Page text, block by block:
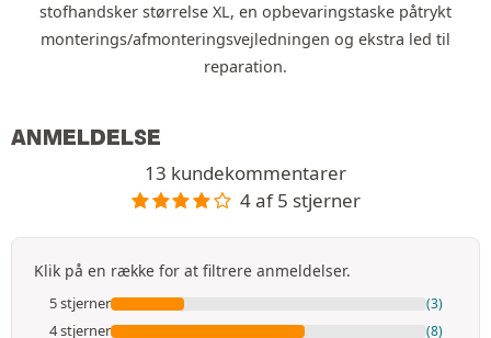
stofhandsker størrelse XL, en opbevaringstaske påtrykt
monterings/afmonteringsvejledningen og ekstra led til
reparation.
ANMELDELSE
13 kundekommentarer
4 af 5 stjerner
Klik på en række for at filtrere anmeldelser.
5 stjerner (3)
4 stjerner (8)